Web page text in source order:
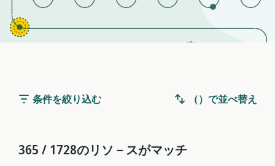
条件を絞り込む （）で並べ替え
365 / 1728のリソ－スがマッチ